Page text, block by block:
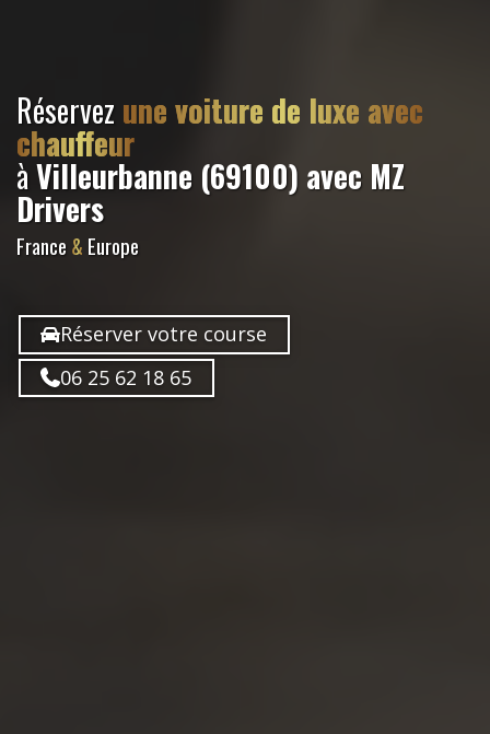
Réservez une voiture de luxe avec
chauffeur
àVilleurbanne (69100) avec MZ
Drivers
France & Europe
Réserver votre course
06 25 62 18 65